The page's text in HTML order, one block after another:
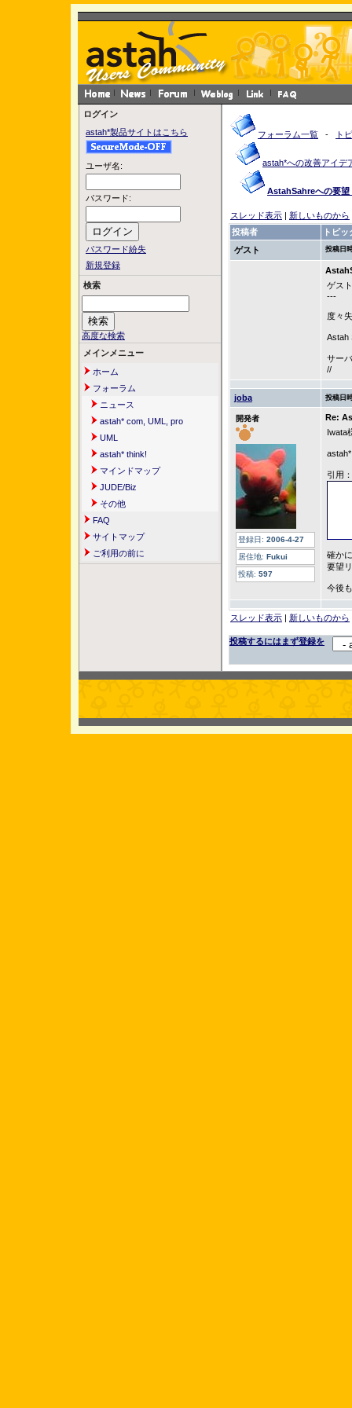
ログイン
astah*製品サイトはこちら
ユーザ名:
パスワード:
パスワード紛失
新規登録
検索
高度な検索
メインメニュー
ホーム
フォーラム
ニュース
astah* com, UML, pro
UML
astah* think!
マインドマップ
JUDE/Biz
その他
FAQ
サイトマップ
ご利用の前に
フォーラム一覧 - ト
astah*への改善アイデ
AstahSahreへの要望
スレッド表示 | 新しいものから
投稿者
トピッ
ゲスト
投稿日
ゲス
---
度々
Astah
サー
//
joba 投稿日
開発者
登録日: 2006-4-27
居住地: Fukui
投稿: 597
Re:
Iwata
引用：
確か
要望
今後
スレッド表示 | 新しいものから
投稿するにはまず登録を